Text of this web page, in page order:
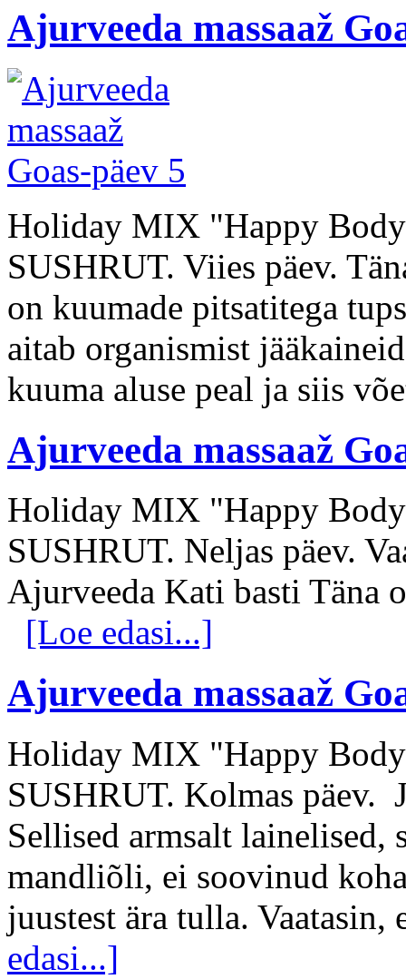
Ajurveeda massaaž
Holiday MIX "Happy
SUSHRUT. Viies päev.
on kuumade pitsatitega
aitab organismist
kuuma aluse peal ja siis
Ajurveeda massaaž
Holiday MIX "Happy
SUSHRUT. Neljas päev.
Ajurveeda Kati basti Täna
[Loe edasi...]
Ajurveeda massaaž
Holiday MIX "Happy
SUSHRUT. Kolmas päev.
Sellised armsalt lainelised,
mandliõli, ei soovinud
juustest ära tulla.
edasi...]